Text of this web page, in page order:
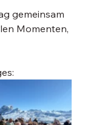
gemeinsam
Momenten,